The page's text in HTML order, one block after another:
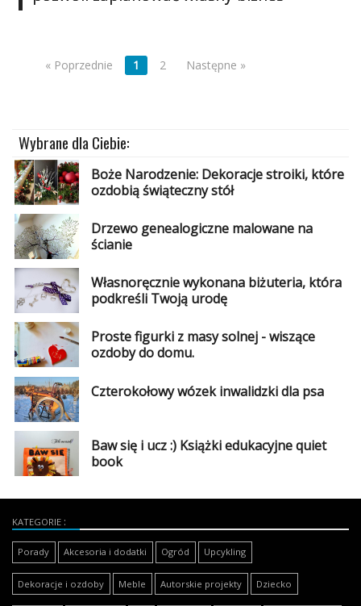
« Poprzednie 1 2 Następne »
Wybrane dla Ciebie:
Boże Narodzenie: Dekoracje stroiki, które
ozdobią świąteczny stół
Drzewo genealogiczne malowane na
ścianie
Własnoręcznie wykonana biżuteria, która
podkreśli Twoją urodę
Proste figurki z masy solnej - wiszące
ozdoby do domu.
Czterokołowy wózek inwalidzki dla psa
Baw się i ucz :) Książki edukacyjne quiet
book
KATEGORIE
Porady Akcesoria i dodatki Ogród Upcykling
Dekoracje i ozdoby Meble Autorskie projekty Dziecko